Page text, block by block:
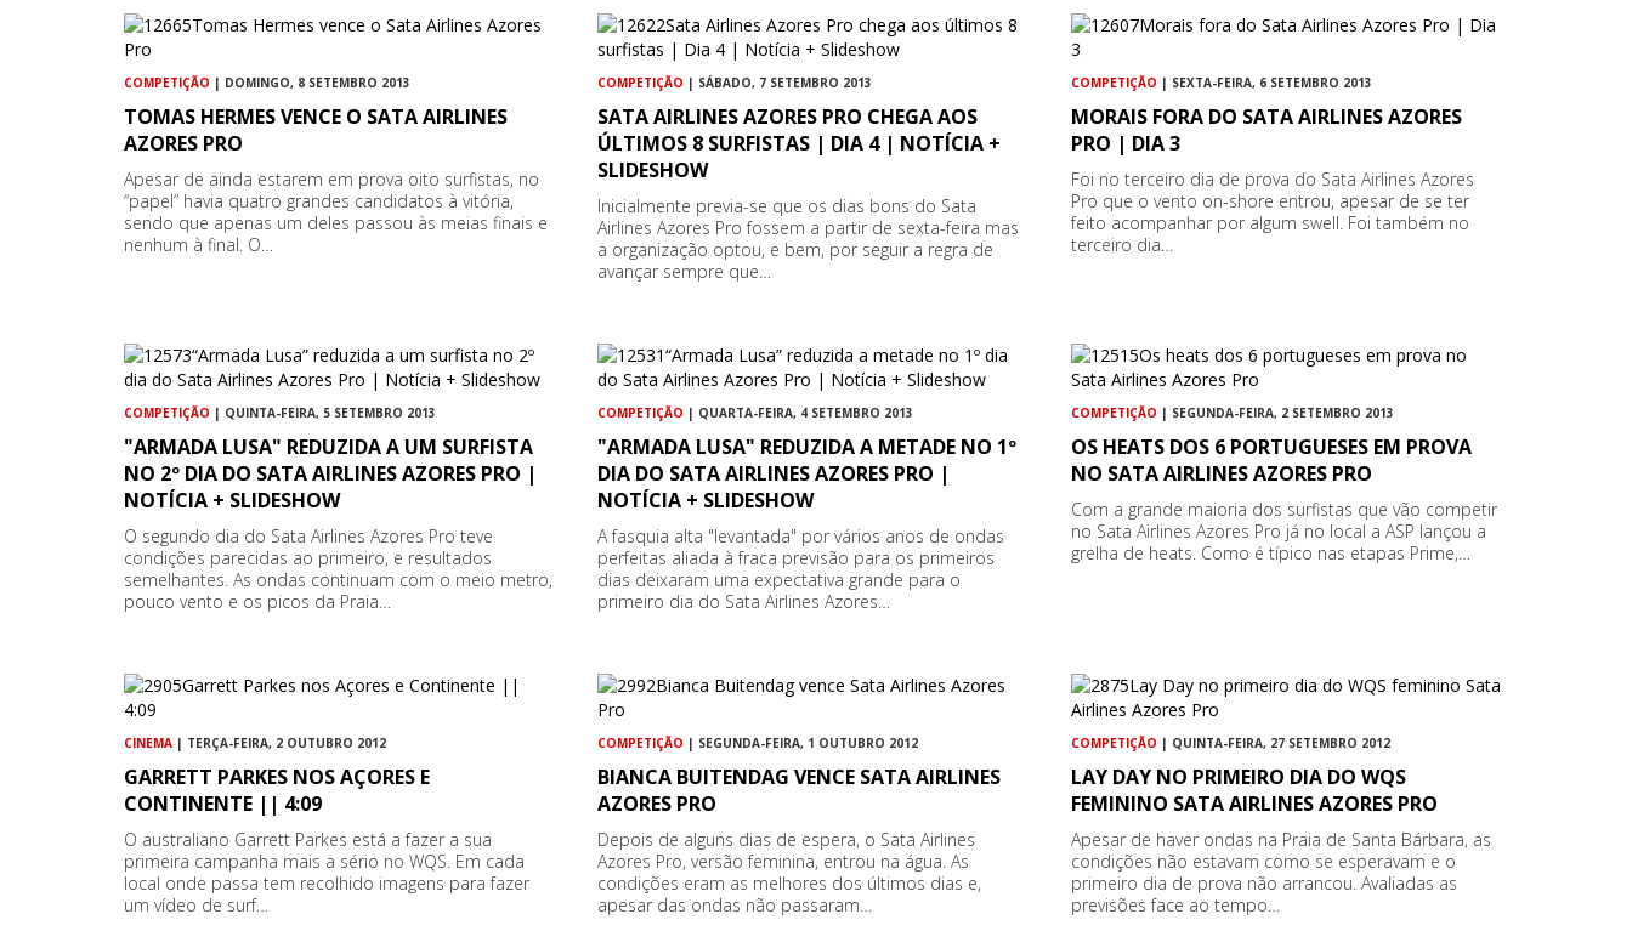
COMPETIÇÃO | DOMINGO, 8 SETEMBRO 2013
TOMAS HERMES VENCE O SATA AIRLINES
AZORES PRO
Apesar de ainda estarem em prova oito surfistas, no
“papel” havia quatro grandes candidatos à vitória,
sendo que apenas um deles passou às meias finais e
nenhum à final. O…
COMPETIÇÃO | SÁBADO, 7 SETEMBRO 2013
SATA AIRLINES AZORES PRO CHEGA AOS
ÚLTIMOS 8 SURFISTAS | DIA 4 | NOTÍCIA +
SLIDESHOW
Inicialmente previa-se que os dias bons do Sata
Airlines Azores Pro fossem a partir de sexta-feira mas
a organização optou, e bem, por seguir a regra de
avançar sempre que…
COMPETIÇÃO | SEXTA-FEIRA, 6 SETEMBRO 2013
MORAIS FORA DO SATA AIRLINES AZORES
PRO | DIA 3
Foi no terceiro dia de prova do Sata Airlines Azores
Pro que o vento on-shore entrou, apesar de se ter
feito acompanhar por algum swell. Foi também no
terceiro dia…
COMPETIÇÃO | QUINTA-FEIRA, 5 SETEMBRO 2013
"ARMADA LUSA" REDUZIDA A UM SURFISTA
NO 2º DIA DO SATA AIRLINES AZORES PRO |
NOTÍCIA + SLIDESHOW
O segundo dia do Sata Airlines Azores Pro teve
condições parecidas ao primeiro, e resultados
semelhantes. As ondas continuam com o meio metro,
pouco vento e os picos da Praia…
COMPETIÇÃO | QUARTA-FEIRA, 4 SETEMBRO 2013
"ARMADA LUSA" REDUZIDA A METADE NO 1º
DIA DO SATA AIRLINES AZORES PRO |
NOTÍCIA + SLIDESHOW
A fasquia alta "levantada" por vários anos de ondas
perfeitas aliada à fraca previsão para os primeiros
dias deixaram uma expectativa grande para o
primeiro dia do Sata Airlines Azores…
COMPETIÇÃO | SEGUNDA-FEIRA, 2 SETEMBRO 2013
OS HEATS DOS 6 PORTUGUESES EM PROVA
NO SATA AIRLINES AZORES PRO
Com a grande maioria dos surfistas que vão competir
no Sata Airlines Azores Pro já no local a ASP lançou a
grelha de heats. Como é típico nas etapas Prime,…
CINEMA | TERÇA-FEIRA, 2 OUTUBRO 2012
GARRETT PARKES NOS AÇORES E
CONTINENTE || 4:09
O australiano Garrett Parkes está a fazer a sua
primeira campanha mais a sério no WQS. Em cada
local onde passa tem recolhido imagens para fazer
um vídeo de surf…
COMPETIÇÃO | SEGUNDA-FEIRA, 1 OUTUBRO 2012
BIANCA BUITENDAG VENCE SATA AIRLINES
AZORES PRO
Depois de alguns dias de espera, o Sata Airlines
Azores Pro, versão feminina, entrou na água. As
condições eram as melhores dos últimos dias e,
apesar das ondas não passaram…
COMPETIÇÃO | QUINTA-FEIRA, 27 SETEMBRO 2012
LAY DAY NO PRIMEIRO DIA DO WQS
FEMININO SATA AIRLINES AZORES PRO
Apesar de haver ondas na Praia de Santa Bárbara, as
condições não estavam como se esperavam e o
primeiro dia de prova não arrancou. Avaliadas as
previsões face ao tempo…